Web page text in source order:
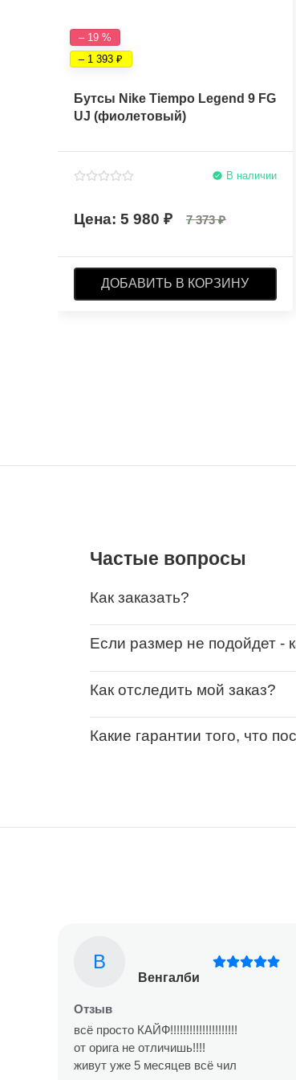
– 19 %
– 1 393
Бутсы Nike Tiempo Legend 9 FG
UJ (фиолетовый)
В наличии
5 980 7 373
ДОБАВИТЬ В КОРЗИНУ
Частые вопросы
Как заказать?
Если размер не подойдет -
Как отследить мой заказ?
Какие гарантии того, что
В
Венгалби
Отзыв
всё просто КАЙФ!!!!!!!!!!!!!!!!!!!!!
от орига не отличишь!!!!
живут уже 5 месяцев всё чил